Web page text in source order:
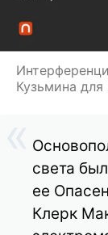
Кузьмина
света
ее
Клерк